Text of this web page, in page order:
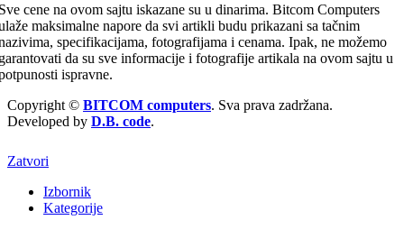
cene na ovom sajtu iskazane su u dinarima. Bitcom Computers
maksimalne napore da svi artikli budu prikazani sa tačnim
specifikacijama, fotografijama i cenama. Ipak, ne možemo
da su sve informacije i fotografije artikala na ovom sajtu u
ispravne.
Copyright © BITCOM computers. Sva prava zadržana.
Developed by D.B. code.
Zatvori
Izbornik
Kategorije